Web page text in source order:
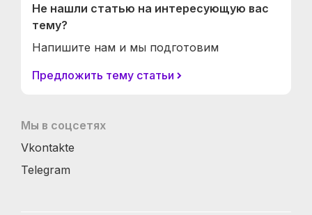
Не нашли статью на интересующую вас
тему?
Напишите нам и мы подготовим
Предложить тему статьи
Мы в соцсетях
Vkontakte
Telegram